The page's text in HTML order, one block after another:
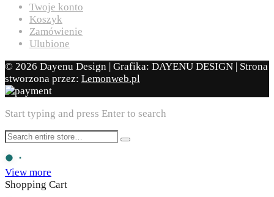
Twoje konto
Koszyk
Zamówienie
Ulubione
© 2026 Dayenu Design | Grafika: DAYENU DESIGN | Strona
stworzona przez: Lemonweb.pl
Start typing and press Enter to search
View more
Shopping Cart